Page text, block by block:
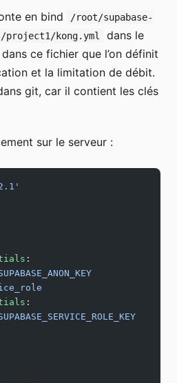
en bind
/root/supabase-
kong.yml
dans le
ce fichier que l’on définit
et la limitation de débit.
git, car il contient les clés
sur le serveur :
:
: